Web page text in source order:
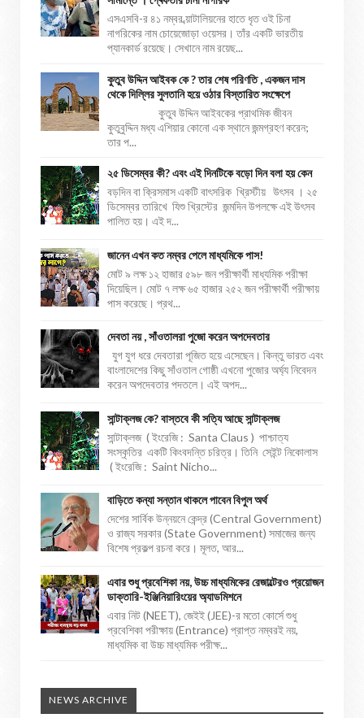
এসএসবি-র ৪১ নম্বর ব্য়াটালিয়নের হাতে ধৃত ওই চিনা
নাগরিকের নাম চোয়েজোড়া ওয়েসর। তাঁর একটি ভারতীয়
প্যানকার্ড রয়েছে। সেখানে নাম রয়েছ...
কুতুব উদ্দিন আইবক কে ? তার শেষ পরিণতি , একজন দাস
থেকে দিল্লির সুলতানি হয়ে ওঠার বিস্তারিত সংক্ষেপে
কুতুব উদ্দিন আইবকের প্রাথমিক জীবন
কুতুবুদ্দিন মধ্য এশিয়ার কোনো এক স্থানে জন্মগ্রহণ করেন;
তার প...
২৫ ডিসেম্বর কী? এবং এই দিনটিকে বড়ো দিন বলা হয় কেন
বড়দিন বা ক্রিসমাস একটি বাৎসরিক খ্রিস্টীয় উৎসব । ২৫
ডিসেম্বর তারিখে যিশু খ্রিস্টের জন্মদিন উপলক্ষে এই উৎসব
পালিত হয়। এই দ...
জানেন এখন কত নম্বর পেলে মাধ্যমিকে পাস!
মোট ৯ লক্ষ ১২ হাজার ৫৯৮ জন পরীক্ষার্থী মাধ্যমিক পরীক্ষা
দিয়েছিল। মোট ৭ লক্ষ ৬৫ হাজার ২৫২ জন পরীক্ষার্থী পরীক্ষায়
পাস করেছে। প্রথ...
দেবতা নয় , সাঁওতালরা পুজো করেন অপদেবতার
যুগ যুগ ধরে দেবতারা পূজিত হয়ে এসেছেন। কিন্তু ভারত এবং
বাংলাদেশের কিছু সাঁওতাল গোষ্ঠী এখনো পুজোর অর্ঘ্য নিবেদন
করেন অপদেবতার পদতলে। এই অপদ...
সান্টাক্লজ কে? বাস্তবে কী সত্যি আছে সান্টাক্লজ
সান্টাক্লজ ( ইংরেজি : Santa Claus ) পাশ্চাত্য
সংস্কৃতির একটি কিংবদন্তি চরিত্র। তিনি সেইন্ট নিকোলাস
( ইংরেজি : Saint Nicho...
বাড়িতে কন্যা সন্তান থাকলে পাবেন বিপুল অর্থ
দেশের সার্বিক উন্নয়নে কেন্দ্র (Central Government)
ও রাজ্য সরকার (State Government) সমাজের জন্য
বিশেষ প্রকল্প রচনা করে। মূলত, আর...
এবার শুধু প্রবেশিকা নয়, উচ্চ মাধ্যমিকের রেজাল্টেরও প্রয়োজন
ডাক্তারি-ইঞ্জিনিয়ারিংয়ের অ্যাডমিশনে
এবার নিট (NEET), জেইই (JEE)-র মতো কোর্সে শুধু
প্রবেশিকা পরীক্ষায় (Entrance) প্রাপ্ত নম্বরই নয়,
মাধ্যমিক বা উচ্চ মাধ্যমিক পরীক্ষ...
NEWS ARCHIVE